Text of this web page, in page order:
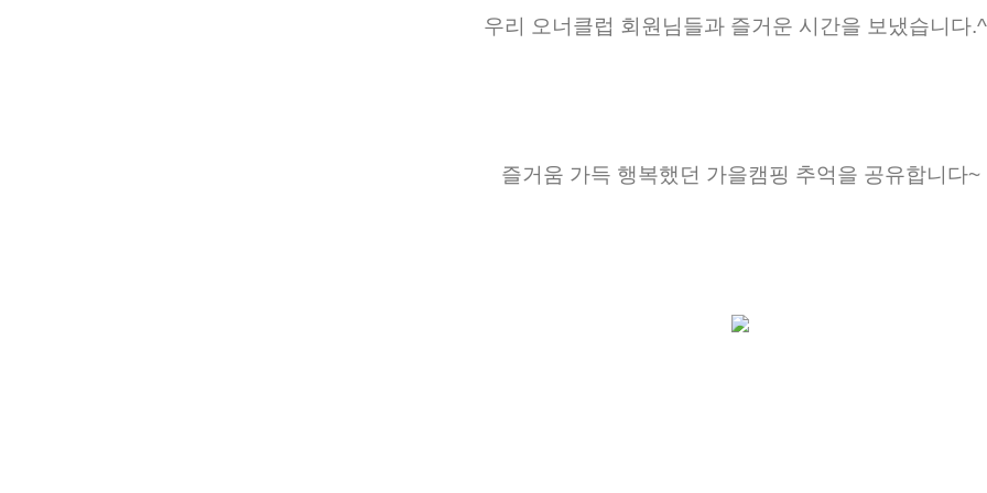
우리 오너클럽 회원님들과 즐거운 시간을 보냈습니다
즐거움 가득 행복했던 가을캠핑 추억을 공유합니다~